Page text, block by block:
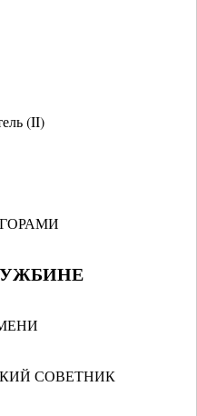
(II)
СОВЕТНИК